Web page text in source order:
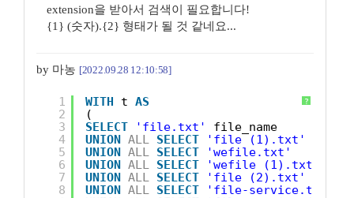
extension을 받아서 검색이 필요합니다!
{1} (숫자).{2} 형태가 될 것 같네요...
by 마농 [2022.09.28 12:10:58]
?
1
2
3
4
5
6
7
8
WITH t AS
(
SELECT
'file.txt'
file_name
UNION ALL SELECT
'file (1).txt'
UNION ALL SELECT
'wefile.txt'
UNION ALL SELECT
'wefile (1).txt'
UNION ALL SELECT
'file (2).txt'
UNION ALL SELECT
'file-service.txt'